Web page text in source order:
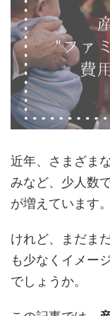
近年、さまざま
みなど、少人数
が増えています。
けれど、まだま
も少なくイメー
でしょうか。